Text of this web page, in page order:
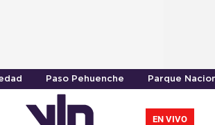
Paso Pehuenche Parque
EN VIVO